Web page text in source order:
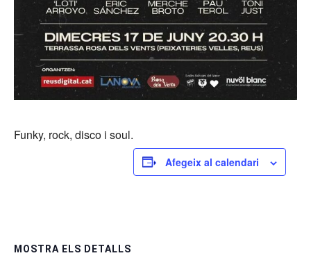
Funky, rock, disco i soul.
Afegeix al calendari
MOSTRA ELS DETALLS